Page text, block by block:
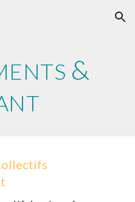
Skip to navigation
&